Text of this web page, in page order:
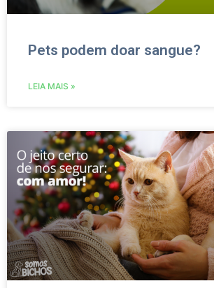
Pets podem doar sangue?
LEIA MAIS »